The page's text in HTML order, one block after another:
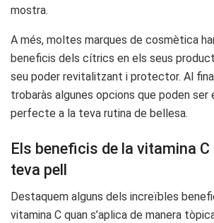
mostra.
A més, moltes marques de cosmètica
beneficis dels cítrics en els seus
seu poder revitalitzant i protector. Al
trobaràs algunes opcions que poden
perfecte a la teva rutina de bellesa.
Els beneficis de la vitamina
teva pell
Destaquem alguns dels increïbles
vitamina C quan s’aplica de manera